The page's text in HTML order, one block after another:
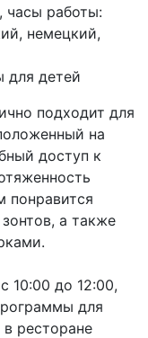
часы работы:
немецкий,
для детей
подходит для
на
доступ к
понравится
а также
10:00 до 12:00,
для
ресторане